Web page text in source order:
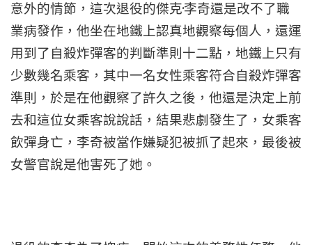
意外的情節，這次退役的傑克·李奇還是改不了職
業病發作，他坐在地鐵上認真地觀察每個人，還運
用到了自殺炸彈客的判斷準則十二點，地鐵上只有
少數幾名乘客，其中一名女性乘客符合自殺炸彈客
準則，於是在他觀察了許久之後，他還是決定上前
去和這位女乘客說說話，結果悲劇發生了，女乘客
飲彈身亡，李奇被當作嫌疑犯被抓了起來，最後被
女警官說是他害死了她。